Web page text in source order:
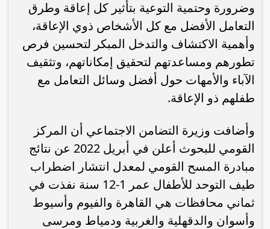
وضرورة وحتمية التوعية بتأثير كل إعاقة وطرق
التعامل الأفضل مع كل الأشخاص ذوي الإعاقة،
وأهمية الاكتشاف والتدخل المبكر لتحسين فرص
تطورهم ومساعدتهم لتحقيق إمكاناتهم، وتثقيف
الآباء والأمهات حول أفضل وسائل التعامل مع
طفلهم ذو الإعاقة.
وأضافت وزيرة التضامن الاجتماعي أن المركز
القومي للبحوث أعلن في أبريل 2022 عن نتائج
مبادرة المسح القومي لمعدل انتشار اضطراب
طيف التوحد للأطفال عمر 1-12 سنة نفذت في
ثماني محافظات هي القاهرة والفيوم وأسيوط
وأسوان والدقهلية والغربية ودمياط ومرسى